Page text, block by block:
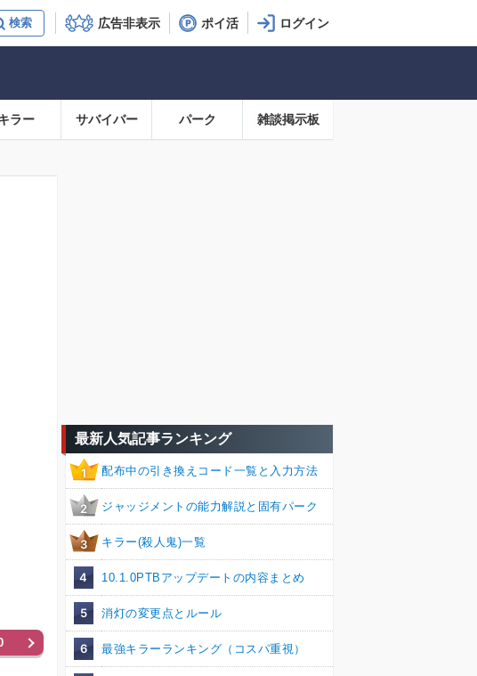
広告非表示 ポイ活
ラー サバイバー パーク 雑談掲示板
最新人気記事ランキング
1 配布中の引き換えコード一覧と入力方法
2 ジャッジメントの能力解説と固有パーク
3 キラー(殺人鬼)一覧
4 10.1.0PTBアップデートの内容まとめ
5 消灯の変更点とルール
6 最強キラーランキング（コスパ重視）